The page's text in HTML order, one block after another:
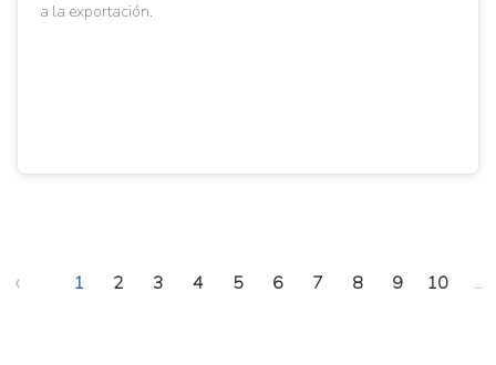
a la exportación.
‹ 1 2 3 4 5 6 7 8 9 10 ...